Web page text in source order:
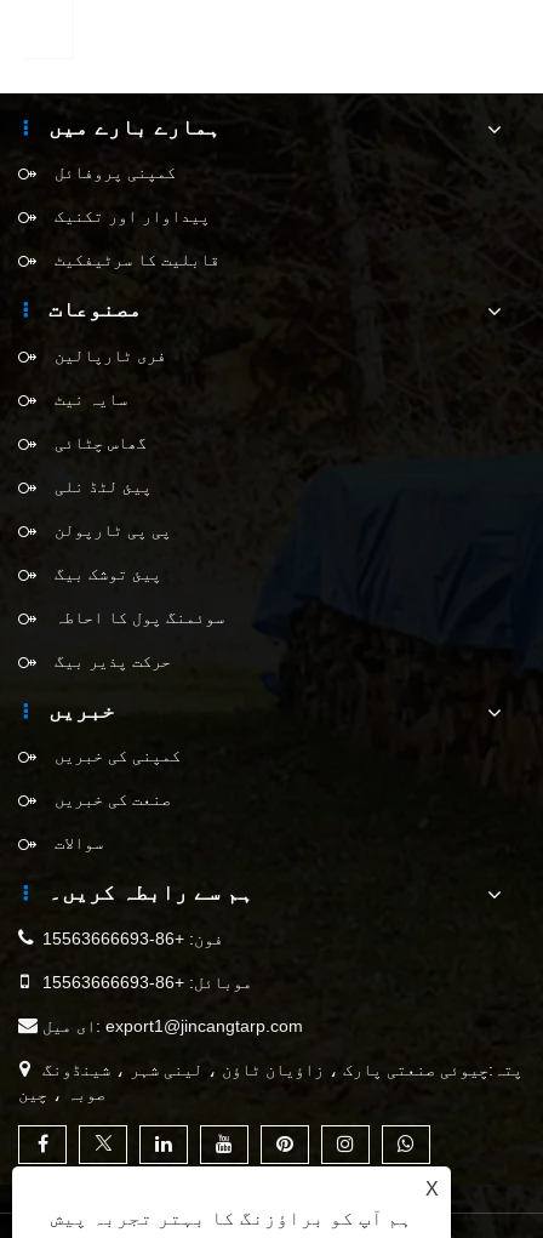
ہمارے بارے میں
کمپنی پروفائل
پیداوار اور تکنیک
قابلیت کا سرٹیفکیٹ
مصنوعات
فری ٹارپالین
سایہ نیٹ
گھاس چٹائی
پیئ لٹڈ نلی
پی پی ٹارپولن
پیئ توشک بیگ
سوئمنگ پول کا احاطہ
حرکت پذیر بیگ
خبریں
کمپنی کی خبریں
صنعت کی خبریں
سوالات
ہم سے رابطہ کریں۔
فون: +86-15563666693
موبائل: +86-15563666693
ای میل: export1@jincangtarp.com
پتہ:چیوئی صنعتی پارک ، زاؤیان ٹاؤن ، لینی شہر ، شینڈونگ
صوبہ ، چین
X
ہم آپ کو براؤزنگ کا بہتر تجربہ پیش